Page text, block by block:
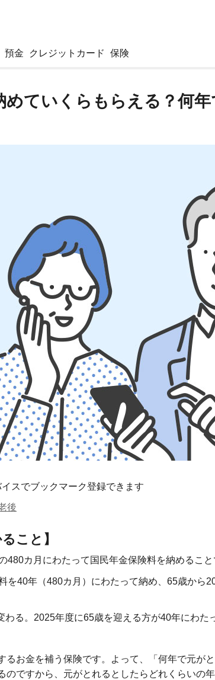
預金 クレジットカード 保険
めていくらもらえる？何
スでブックマーク登録できます
後
こと】
480カ月にわたって国民年金保険料を納めるこ
を40年（480カ月）にわたって納め、65歳から
わる。2025年度に65歳を迎える方が40年にわ
るお金を補う保険です。よって、「何年で元が
のですから、元がとれるとしたらどれくらいの